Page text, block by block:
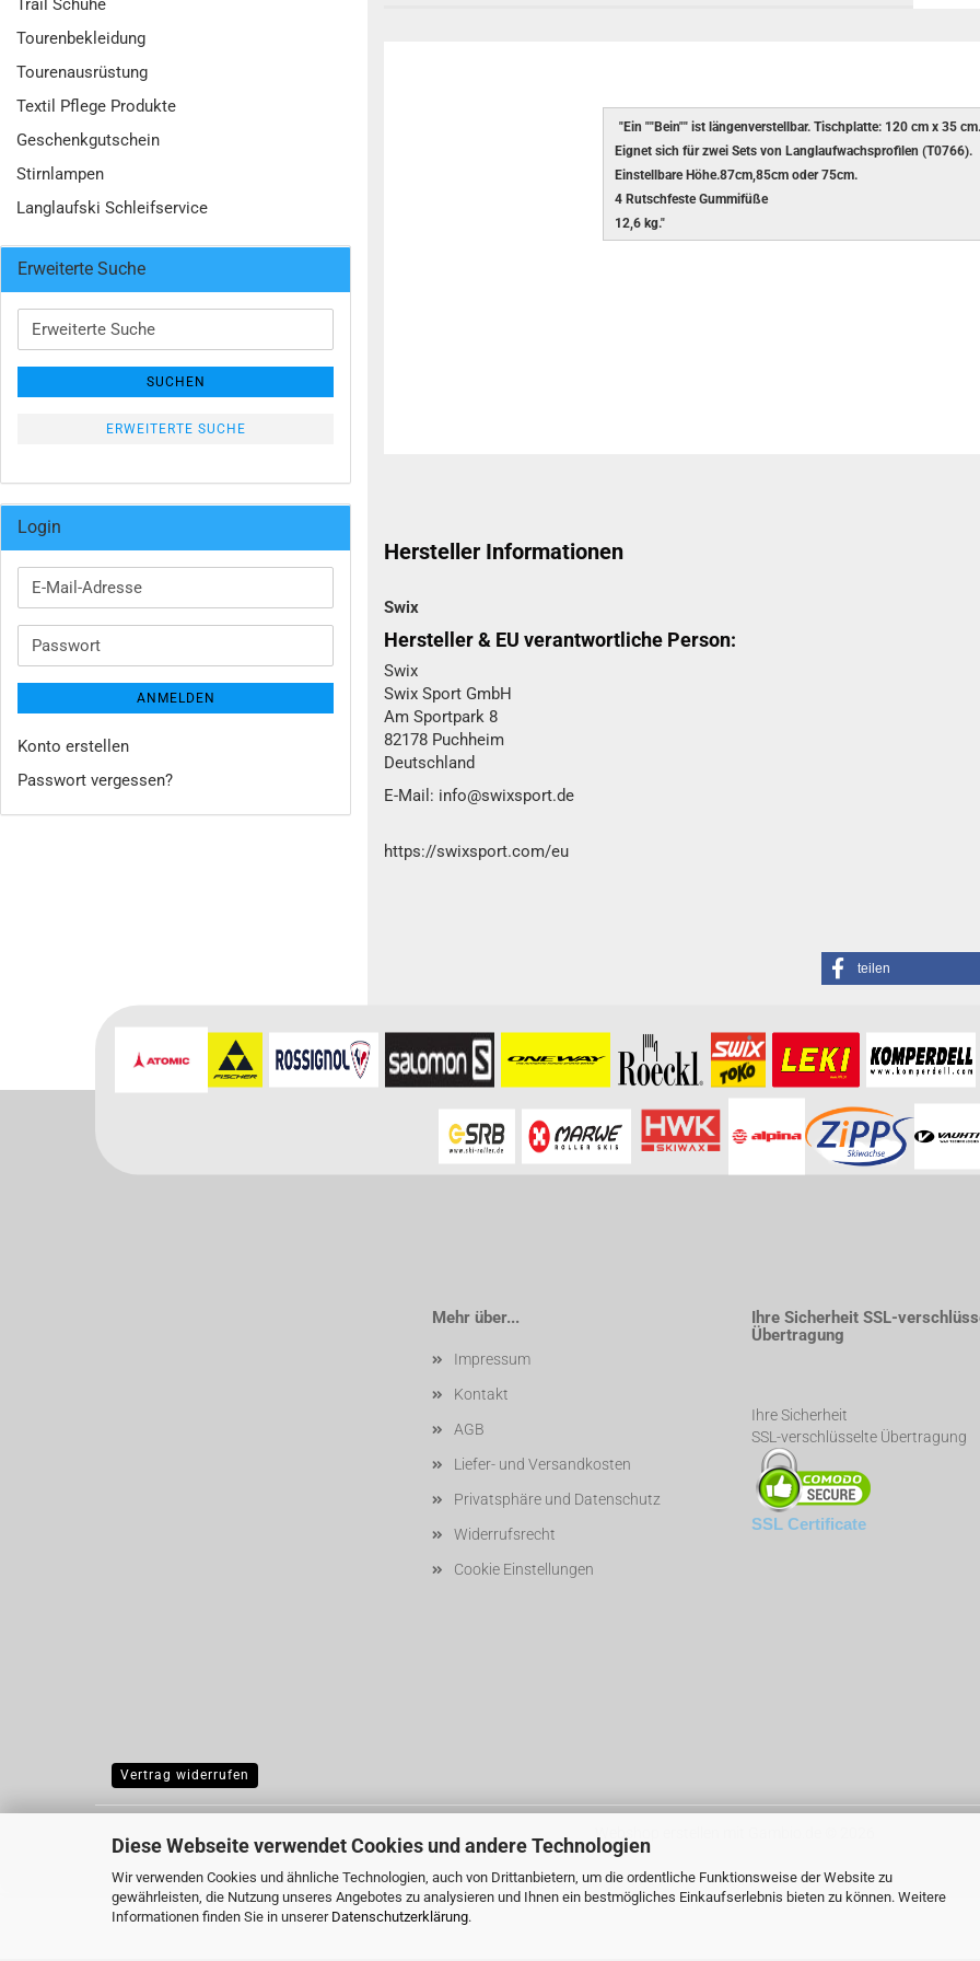
Diese Webseite verwendet Cookies und andere Technologien
Wir verwenden Cookies und ähnliche Technologien, auch von Drittanbietern, um die ordentliche Funktionsweise der Website zu
gewährleisten, die Nutzung unseres Angebotes zu analysieren und Ihnen ein bestmögliches Einkaufserlebnis bieten zu können. Weitere
Informationen finden Sie in unserer Datenschutzerklärung.
"Ein ""Bein"" ist längenverstellbar. Tischplatte: 120 cm x 35 cm.
Eignet sich für zwei Sets von Langlaufwachsprofilen (T0766).
Einstellbare Höhe.87cm,85cm oder 75cm.
4 Rutschfeste Gummifüße
12,6 kg."
Hersteller Informationen
Swix
Hersteller & EU verantwortliche Person:
Swix
Swix Sport GmbH​
Am Sportpark 8
82178 Puchheim
Deutschland
E-Mail: info@swixsport.de
https://swixsport.com/eu
teilen
Für weitere Informationen besuchen Sie bitte dieHomepagezu diesem Artikel.
Trail Schuhe
Tourenbekleidung
Tourenausrüstung
Textil Pflege Produkte
Geschenkgutschein
Stirnlampen
Langlaufski Schleifservice
Erweiterte Suche
Erweiterte
Suche
SUCHEN
ERWEITERTE SUCHE
Login
E-
Mail-
Passwort
ANMELDEN
Konto erstellen
Passwort vergessen?
Mehr über...
Impressum
Kontakt
AGB
Liefer- und Versandkosten
Privatsphäre und Datenschutz
Widerrufsrecht
Cookie Einstellungen
Ihre Sicherheit SSL-
Übertragung
Ihre Sicherheit
SSL-verschlüsselte Übertragung
SSL Certificate
Vertrag widerrufen